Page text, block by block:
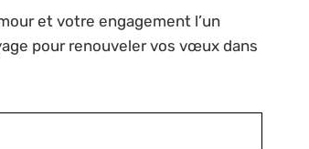
et votre engagement l’un
pour renouveler vos vœux dans